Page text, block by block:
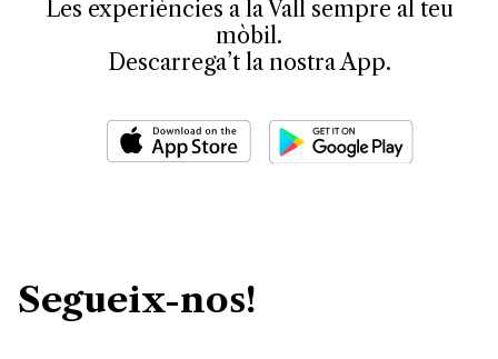
Les experiències a la Vall sempre al teu
mòbil.
Descarrega’t la nostra App.
Segueix-nos!